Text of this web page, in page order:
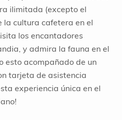
ilimitada (excepto el
la cultura cafetera en el
los encantadores
y admira la fauna en el
esto acompañado de un
tarjeta de asistencia
experiencia única en el